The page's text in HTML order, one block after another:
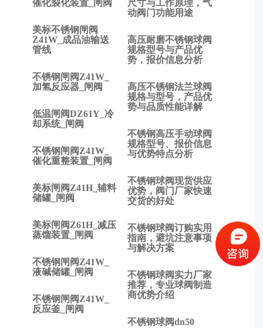
催化裂化装置_闸阀
美标不锈钢闸阀
Z41W_成品油输送
管线
不锈钢闸阀Z41W_
加氢反应器_闸阀
低温闸阀DZ61Y_冷
却系统_闸阀
不锈钢闸阀Z41W_
催化重整装置_闸阀
美标闸阀Z41H_辅料
储罐_闸阀
美标闸阀Z61H_减压
蒸馏装置_闸阀
不锈钢闸阀Z41W_
液碱储罐_闸阀
不锈钢闸阀Z41W_
反应釜_闸阀
尺寸与工作原理，气
动阀门功能用途
高压耐磨不锈钢球阀
规格型号与产品优
势，报价信息分析
高压不锈钢法兰球阀
规格与型号，产品优
势与品质性能详解
不锈钢高压手动球阀
规格型号、报价信息
与优势特点分析
不锈钢球阀现货供应
优势，阀门厂家快速
交货的好处
不锈钢球阀订购实用
指南，避坑注意事项
与解决方案
不锈钢球阀实力厂家
推荐，专业球阀制造
商优势介绍
不锈钢球阀dn50
篇:
管截
止阀
的原
什
么？
下一
闸阀
与截
止阀
的区
别有
大？